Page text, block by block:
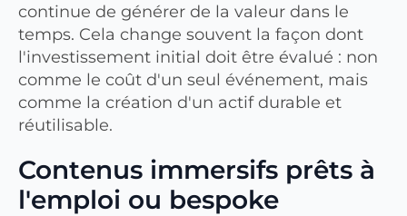
continue de générer de la valeur dans le
temps. Cela change souvent la façon dont
l'investissement initial doit être évalué : non
comme le coût d'un seul événement, mais
comme la création d'un actif durable et
réutilisable.
Contenus immersifs prêts à
l'emploi ou bespoke